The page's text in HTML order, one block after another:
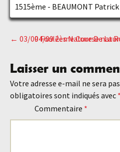
1515ème - BEAUMONT Patrick
des
articles
← 03/09 Foulées Nature De La
04/09 2ème Course
Laisser un
Votre adresse e-mail ne sera
obligatoires sont indiqués avec *
Commentaire *